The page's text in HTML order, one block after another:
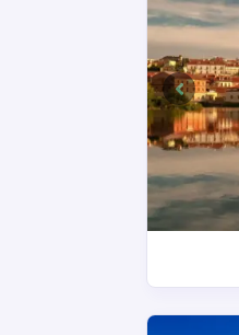
Previous